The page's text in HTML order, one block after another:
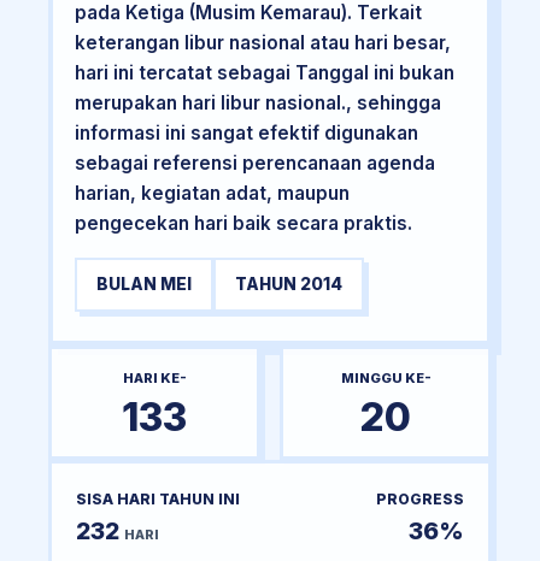
pada Ketiga (Musim Kemarau). Terkait
keterangan libur nasional atau hari besar,
hari ini tercatat sebagai Tanggal ini bukan
merupakan hari libur nasional., sehingga
informasi ini sangat efektif digunakan
sebagai referensi perencanaan agenda
harian, kegiatan adat, maupun
pengecekan hari baik secara praktis.
BULAN MEI TAHUN 2014
HARI KE-
133
MINGGU KE-
20
SISA HARI TAHUN INI
232 HARI
PROGRESS
36%